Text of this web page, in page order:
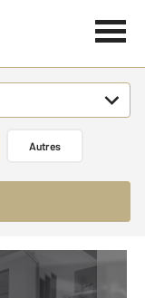
Autres